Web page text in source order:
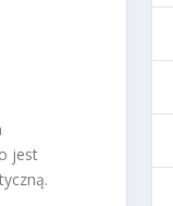
jest